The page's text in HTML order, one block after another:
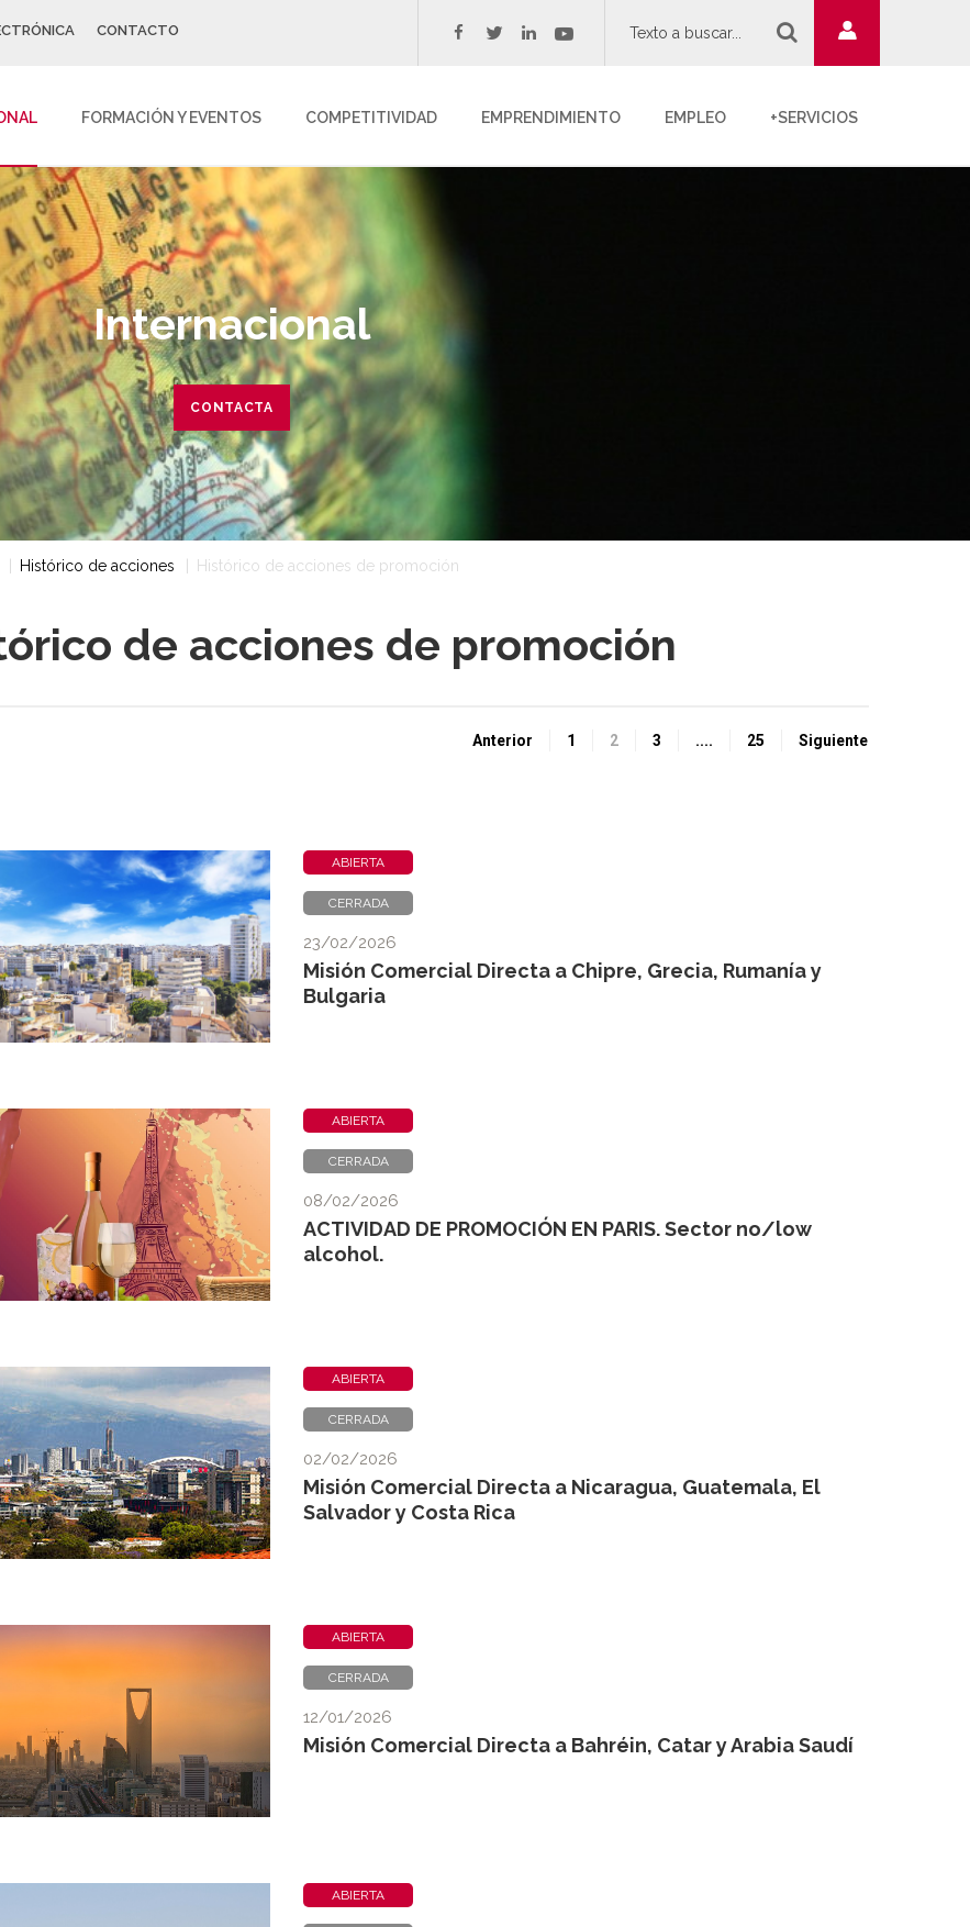
CONTACTO facebook
twitterlinkedinyoutube
FORMACIÓN Y EVENTOS COMPETITIVIDAD EMPRENDIMIENTO EMPLEO +SERVICIOS
Internacional
CONTACTA
Histórico de acciones Histórico de acciones de promoción
de acciones de promoción
Anterior 1 2 3 .... 25 Siguiente
ABIERTA
CERRADA
23/02/2026
Misión Comercial Directa a Chipre, Grecia, Rumanía y
Bulgaria
ABIERTA
CERRADA
08/02/2026
ACTIVIDAD DE PROMOCIÓN EN PARIS. Sector no/low
alcohol.
ABIERTA
CERRADA
02/02/2026
Misión Comercial Directa a Nicaragua, Guatemala, El
Salvador y Costa Rica
ABIERTA
CERRADA
12/01/2026
Misión Comercial Directa a Bahréin, Catar y Arabia Saudí
ABIERTA